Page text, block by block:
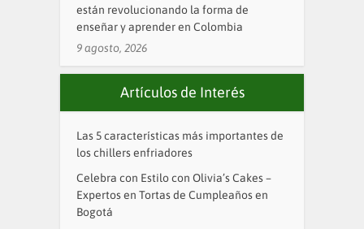
están revolucionando la forma de
enseñar y aprender en Colombia
9 agosto, 2026
Artículos de Interés
Las 5 características más importantes de
los chillers enfriadores
Celebra con Estilo con Olivia’s Cakes –
Expertos en Tortas de Cumpleaños en
Bogotá